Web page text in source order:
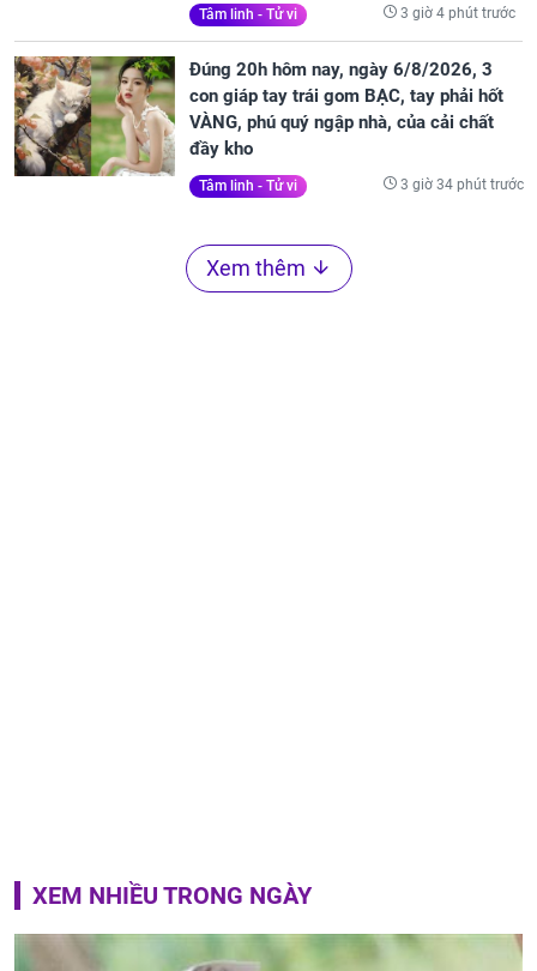
Tâm linh - Tử vi 3 giờ 4 phút trước
Đúng 20h hôm nay, ngày 6/8/2026, 3
con giáp tay trái gom BẠC, tay phải hốt
VÀNG, phú quý ngập nhà, của cải chất
đầy kho
Tâm linh - Tử vi 3 giờ 34 phút trước
Xem thêm
XEM NHIỀU TRONG NGÀY